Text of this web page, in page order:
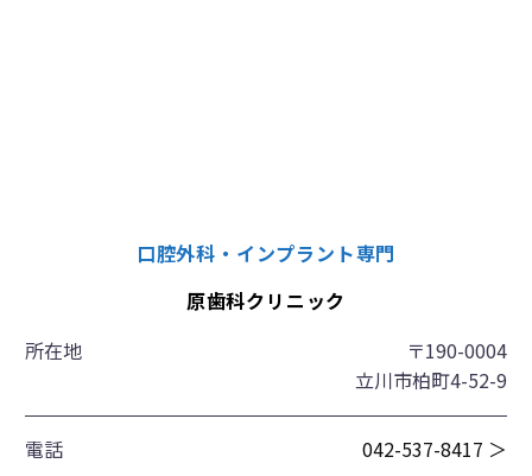
口腔外科・インプラント専門
原歯科クリニック
所在地
〒190-0004
立川市柏町4-52-9
電話 042-537-8417 ＞